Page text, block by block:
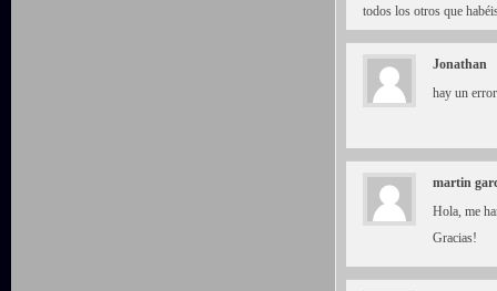
todos los otros que
Jonathan
hay un
martin
Hola, me
Gracias!